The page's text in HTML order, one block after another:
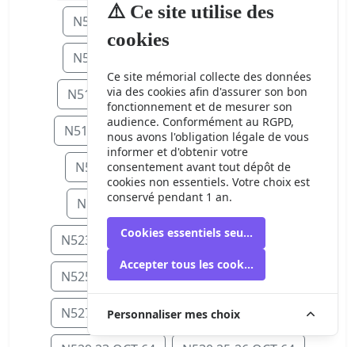
N506 15 SEP 64 N507 16 SEP 64
N508 17 SEP 64
N511 20-21 SEP 64 N512 23 SEP 6
N514 25 SEP 64 N515 27-28 SEP 64
N516 30 SEP 64 N518 5 OCT 64
N519 6 OCT 64 N522 9 OCT 64
N523 11-12 OCT 64 N524 13 OCT 64
N525 15 OCT 64 N526 16-17 OCT 64
N527 17-18 OCT 64 N528 21 OCT 64
⚠️ Ce site utilise des
cookies
Ce site mémorial collecte des données
via des cookies afin d'assurer son bon
fonctionnement et de mesurer son
audience. Conformément au RGPD,
nous avons l'obligation légale de vous
informer et d'obtenir votre
consentement avant tout dépôt de
cookies non essentiels. Votre choix est
conservé pendant 1 an.
Cookies essentiels seulement
Accepter tous les cookies
Personnaliser mes choix